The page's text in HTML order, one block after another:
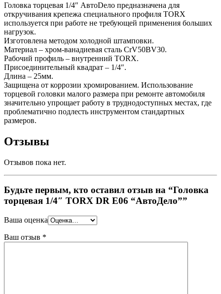
Головка торцевая 1/4″ АвтоDело предназначена для
откручивания крепежа специального профиля TORX
используется при работе не требующей применения больших
нагрузок.
Изготовлена методом холодной штамповки.
Материал – хром-ванадиевая сталь CrV50BV30.
Рабочий профиль – внутренний TORX.
Присоединительный квадрат – 1/4″.
Длина – 25мм.
Защищена от коррозии хромированием. Использование
торцевой головки малого размера при ремонте автомобиля
значительно упрощает работу в труднодоступных местах, где
проблематично подлесть инструментом стандартных
размеров.
Отзывы
Отзывов пока нет.
Будьте первым, кто оставил отзыв на “Головка
торцевая 1/4″ TORX DR E06 “АвтоДело””
Ваша оценка
Ваш отзыв *